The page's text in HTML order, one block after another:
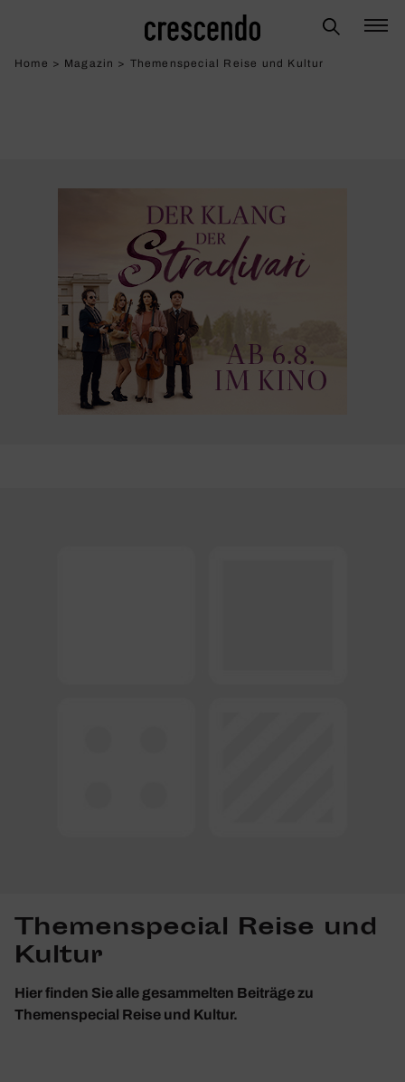
Home > Magazin > Themenspecial Reise und Kultur
Themenspecial Reise und
Kultur
Hier finden Sie alle gesammelten Beiträge zu
Themenspecial Reise und Kultur.